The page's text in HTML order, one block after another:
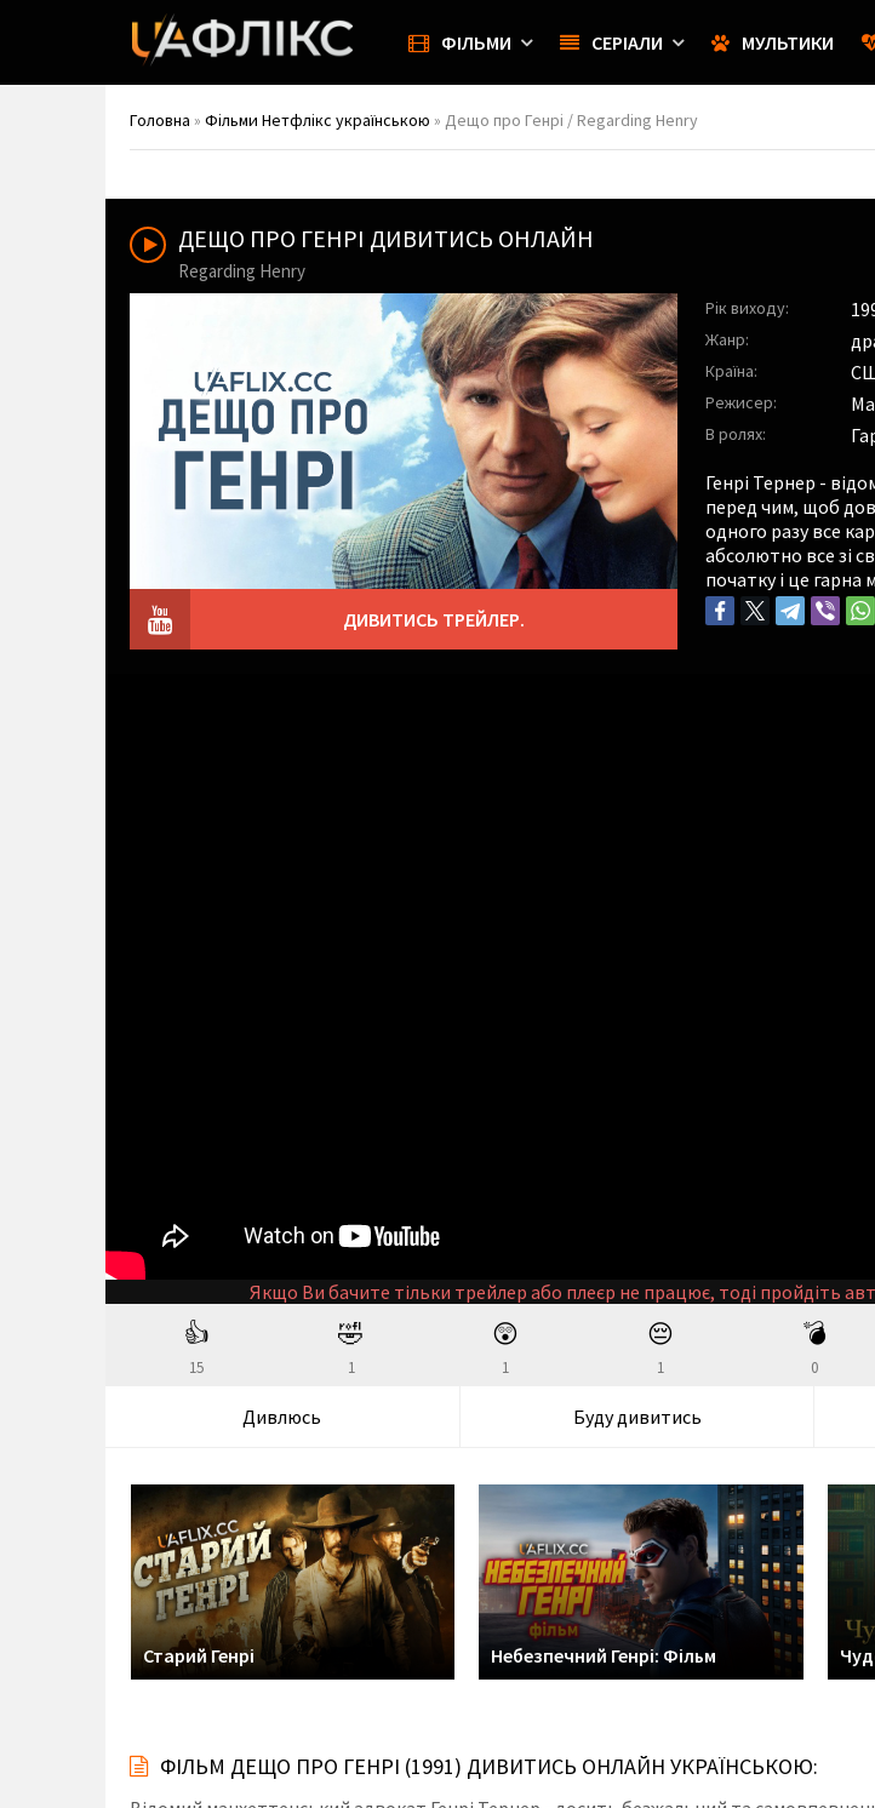
ФІЛЬМИ СЕРІАЛИ МУЛЬТИКИ
Головна » Фільми Нетфлікс українською » Дещо про Генрі / Regarding Henry
ДЕЩО ПРО ГЕНРІ ДИВИТИСЬ ОНЛАЙН
Regarding Henry
Рік виходу:
Жанр:
Країна:
Режисер:
В ролях:
Генрі Тернер -
перед чим, щоб
одного разу все
абсолютно все зі
початку і це
ДИВИТИСЬ ТРЕЙЛЕР.
Якщо Ви бачите тільки трейлер або плеєр не працює, тоді пройдіть
👍
15
🤣
1
😲
1
😔
1
💣
0
Дивлюсь Буду дивитись
Старий Генрі
Небезпечний Генрі: Фільм
ФІЛЬМ ДЕЩО ПРО ГЕНРІ (1991) ДИВИТИСЬ ОНЛАЙН УКРАЇНСЬКОЮ: